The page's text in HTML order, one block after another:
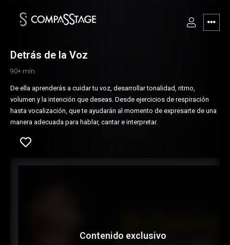
Detrás de la Voz
90+ min
De ella aprenderás a cuidar tu voz, desarrollar tonalidad, ritmo,
volumen y la intención que deseas. Desde ejercicios de respiración
hasta vocalización, que te ayudarán al momento de expresarte de una
manera adecuada para hablar, cantar e interpretar.
Contenido exclusivo